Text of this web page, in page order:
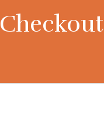
Checkout